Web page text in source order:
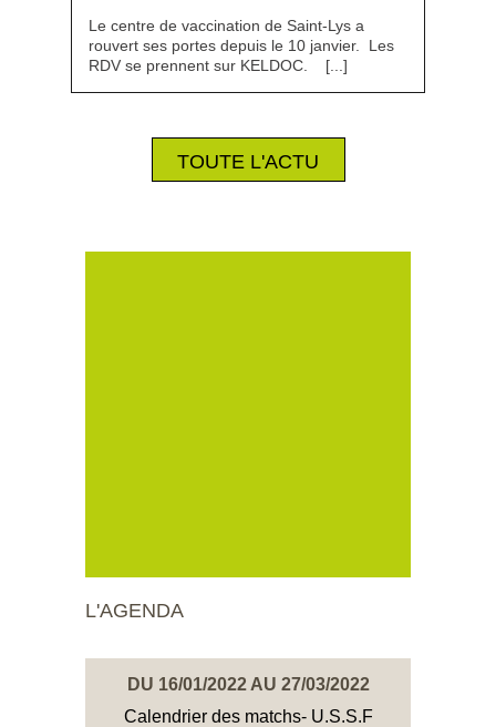
Le centre de vaccination de Saint-Lys a
rouvert ses portes depuis le 10 janvier. Les
RDV se prennent sur KELDOC. [...]
TOUTE L'ACTU
L'AGENDA
DU 16/01/2022 AU 27/03/2022
Calendrier des matchs- U.S.S.F